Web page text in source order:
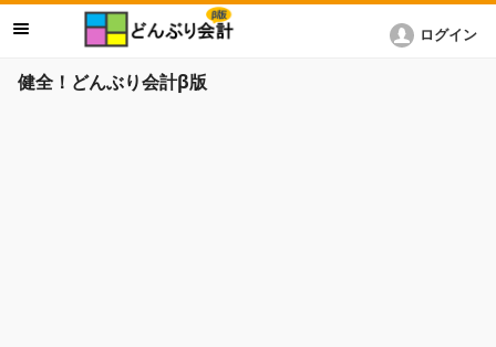
健全！どんぶり会計β版
ログイン